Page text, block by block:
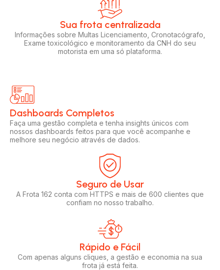
Sua frota centralizada​
Informações sobre Multas Licenciamento, Cronotacógrafo,
Exame toxicológico e monitoramento da CNH do seu
motorista em uma só plataforma.
Dashboards Completos​​
Faça uma gestão completa e tenha insights únicos com
nossos dashboards feitos para que você acompanhe e
melhore seu negócio através de dados.
Seguro de Usar​
A Frota 162 conta com HTTPS e mais de 600 clientes que
confiam no nosso trabalho.
Rápido e Fácil​
Com apenas alguns cliques, a gestão e economia na sua
frota já está feita.